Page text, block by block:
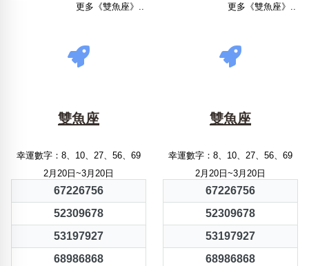
更多《雙魚座》.. 更多《雙魚座》..
雙魚座
幸運數字：8、10、27、56、69
2月20日~3月20日
67226756
52309678
53197927
68986868
雙魚座
幸運數字：8、10、27、56、69
2月20日~3月20日
67226756
52309678
53197927
68986868